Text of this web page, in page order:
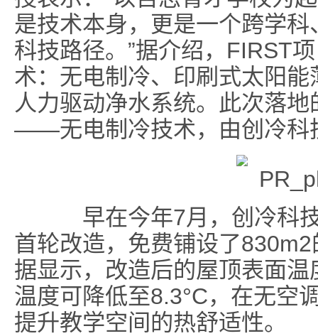
是技术本身，更是一个跨学
科技路径。”据介绍，FIRST
术：无电制冷、印刷式太阳
人力驱动净水系统。此次落
——无电制冷技术，由创冷科
早在今年7月，创冷科技
首轮改造，免费铺设了
据显示，改造后的屋顶表面
温度可降低至8.3°C，在无空
提升教学空间的热舒适性。